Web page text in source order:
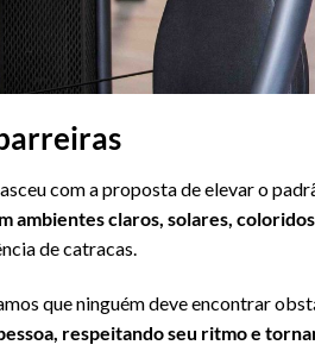
com a proposta de elevar o
ambientes claros, solares,
de catracas.
que ninguém deve encontrar
respeitando seu ritmo e